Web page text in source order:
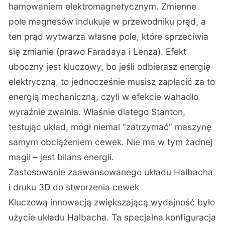
hamowaniem elektromagnetycznym. Zmienne
pole magnesów indukuje w przewodniku prąd, a
ten prąd wytwarza własne pole, które sprzeciwia
się zmianie (prawo Faradaya i Lenza). Efekt
uboczny jest kluczowy, bo jeśli odbierasz energię
elektryczną, to jednocześnie musisz zapłacić za to
energią mechaniczną, czyli w efekcie wahadło
wyraźnie zwalnia. Właśnie dlatego Stanton,
testując układ, mógł niemal “zatrzymać” maszynę
samym obciążeniem cewek. Nie ma w tym żadnej
magii – jest bilans energii.
Zastosowanie zaawansowanego układu Halbacha
i druku 3D do stworzenia cewek
Kluczową innowacją zwiększającą wydajność było
użycie układu Halbacha. Ta specjalna konfiguracja